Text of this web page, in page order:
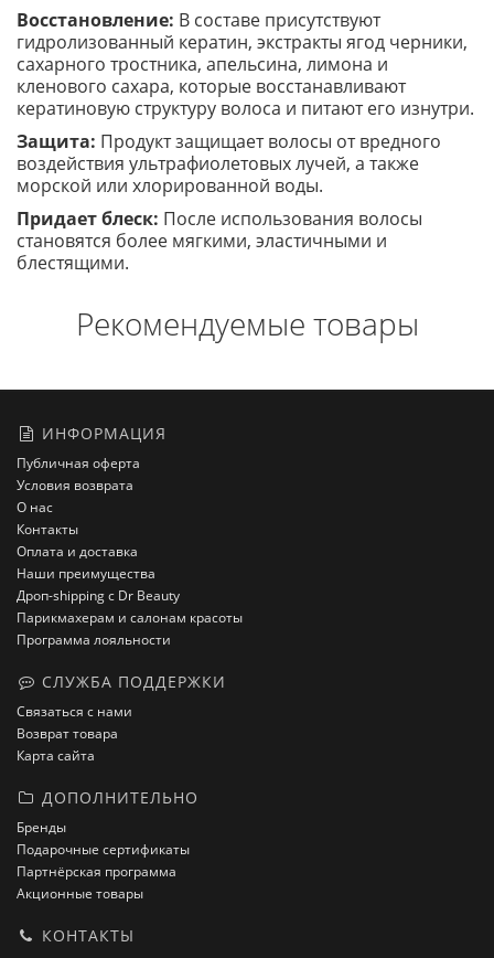
Восстановление: В составе присутствуют
гидролизованный кератин, экстракты ягод черники,
сахарного тростника, апельсина, лимона и
кленового сахара, которые восстанавливают
кератиновую структуру волоса и питают его изнутри.
Защита: Продукт защищает волосы от вредного
воздействия ультрафиолетовых лучей, а также
морской или хлорированной воды.
Придает блеск: После использования волосы
становятся более мягкими, эластичными и
блестящими.
Рекомендуемые товары
ИНФОРМАЦИЯ
Публичная оферта
Условия возврата
О нас
Контакты
Оплата и доставка
Наши преимущества
Дроп-shipping с Dr Beauty
Парикмахерам и салонам красоты
Программа лояльности
СЛУЖБА ПОДДЕРЖКИ
Связаться с нами
Возврат товара
Карта сайта
ДОПОЛНИТЕЛЬНО
Бренды
Подарочные сертификаты
Партнёрская программа
Акционные товары
КОНТАКТЫ